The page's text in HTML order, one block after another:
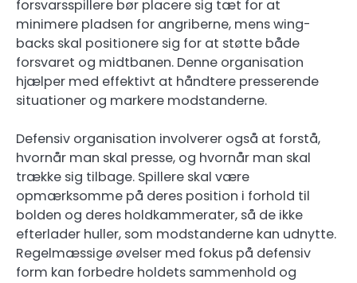
forsvarsspillere bør placere sig tæt for at
minimere pladsen for angriberne, mens wing-
backs skal positionere sig for at støtte både
forsvaret og midtbanen. Denne organisation
hjælper med effektivt at håndtere presserende
situationer og markere modstanderne.
Defensiv organisation involverer også at forstå,
hvornår man skal presse, og hvornår man skal
trække sig tilbage. Spillere skal være
opmærksomme på deres position i forhold til
bolden og deres holdkammerater, så de ikke
efterlader huller, som modstanderne kan udnytte.
Regelmæssige øvelser med fokus på defensiv
form kan forbedre holdets sammenhold og